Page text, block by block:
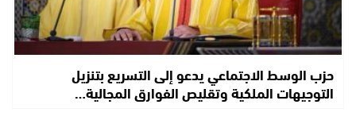
حزب الوسط الاجتماعي يدعو إلى التسريع بتنزيل
التوجيهات الملكية وتقليص الفوارق المجالية…